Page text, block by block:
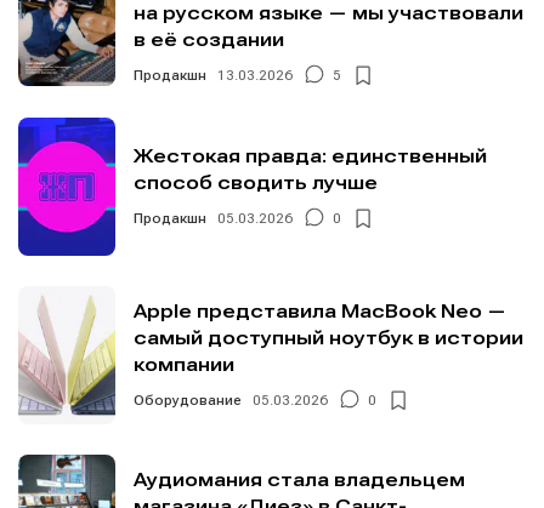
на русском языке — мы участвовали
в её создании
Продакшн 13.03.2026 5
Жестокая правда: единственный
способ сводить лучше
Продакшн 05.03.2026 0
Apple представила MacBook Neo —
самый доступный ноутбук в истории
компании
Оборудование 05.03.2026 0
Аудиомания стала владельцем